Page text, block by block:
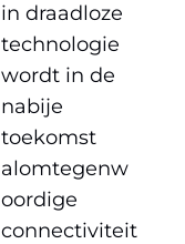
in draadloze
technologie
wordt in de
nabije
toekomst
alomtegenw
oordige
connectiviteit